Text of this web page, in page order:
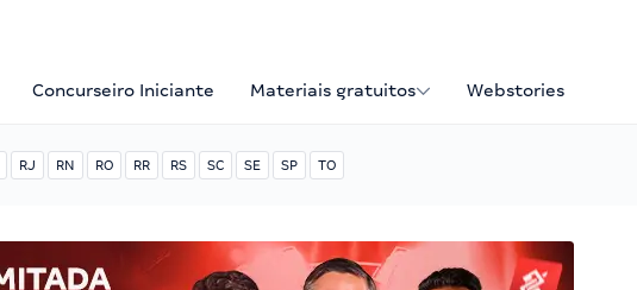
Concurseiro Iniciante Materiais gratuitos Webstories
RJ RN RO RR RS SC SE SP TO